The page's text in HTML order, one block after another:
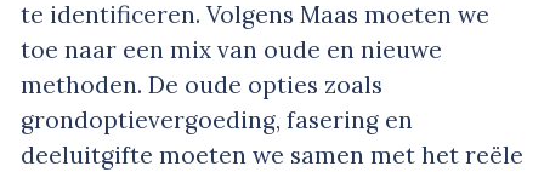
te identificeren. Volgens Maas moeten we
toe naar een mix van oude en nieuwe
methoden. De oude opties zoals
grondoptievergoeding, fasering en
deeluitgifte moeten we samen met het reële